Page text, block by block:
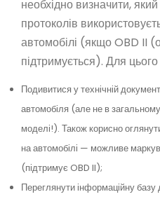
необхідно визначити,
протоколів
автомобілі (якщо OBD II
підтримується). Для
Подивитися у технічній
автомобіля (але не в
моделі!). Також корисно
на автомобілі — можливе
(підтримує OBD II);
Переглянути інформаційну